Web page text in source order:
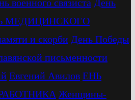
военного связиста День
МЕДИЦИНСКОГО
и скорби День Победы
письменности
Евгений Авилов ЕНЬ
Женщины-